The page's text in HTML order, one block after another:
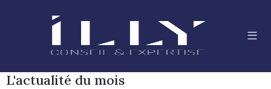
L'actualité du mois